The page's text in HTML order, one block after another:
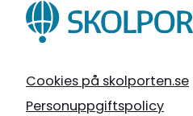
Cookies på skolporten.se
Personuppgiftspolicy